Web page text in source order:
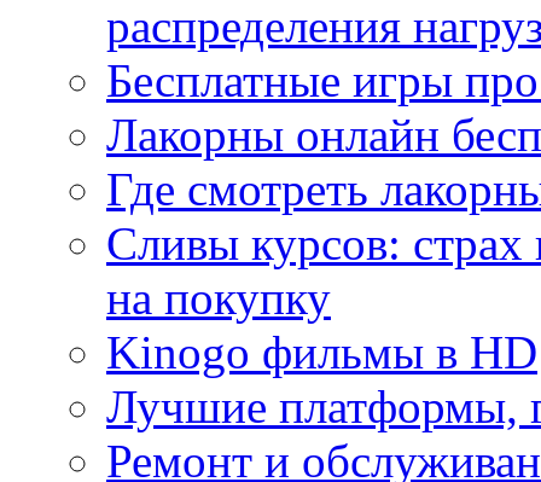
распределения
Бесплатные игры
Лакорны онлайн
Где смотреть
Сливы курсов:
на покупку
Kinogo фильмы в HD
Лучшие платформы,
Ремонт и